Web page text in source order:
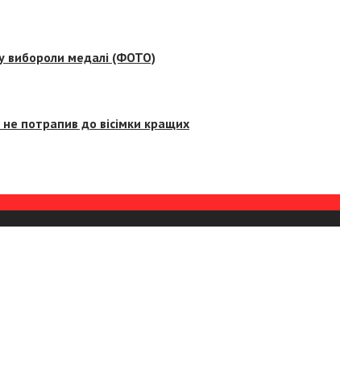
вибороли медалі (ФОТО)
потрапив до вісімки кращих